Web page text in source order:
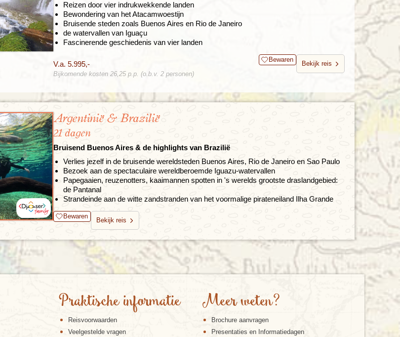
Reizen door vier indrukwekkende landen
Bewondering van het Atacamwoestijn
Bruisende steden zoals Buenos Aires en Rio de Janeiro
de watervallen van Iguaçu
Fascinerende geschiedenis van vier landen
V.a. 5.995,- Bewaren
Bekijk reis
Bijkomende kosten 26,25 p.p. (o.b.v. 2 personen)
Argentinië & Brazilië
21 dagen
Bruisend Buenos Aires & de highlights van Brazilië
Verlies jezelf in de bruisende wereldsteden Buenos Aires, Rio de Janeiro en Sao Paulo
Bezoek aan de spectaculaire wereldberoemde Iguazu-watervallen
Papegaaien, reuzenotters, kaaimannen spotten in 's werelds grootste draslandgebied:
de Pantanal
Strandeinde aan de witte zandstranden van het voormalige pirateneiland Ilha Grande
Bewaren
Bekijk reis
Praktische informatie
Reisvoorwaarden
Veelgestelde vragen
Meer weten?
Brochure aanvragen
Presentaties en Informatiedagen